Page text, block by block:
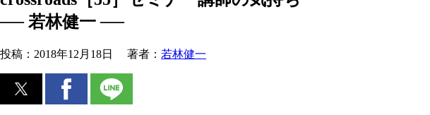
── 若林健一 ──
投稿： 2018年12月18日 著者： 若林健一